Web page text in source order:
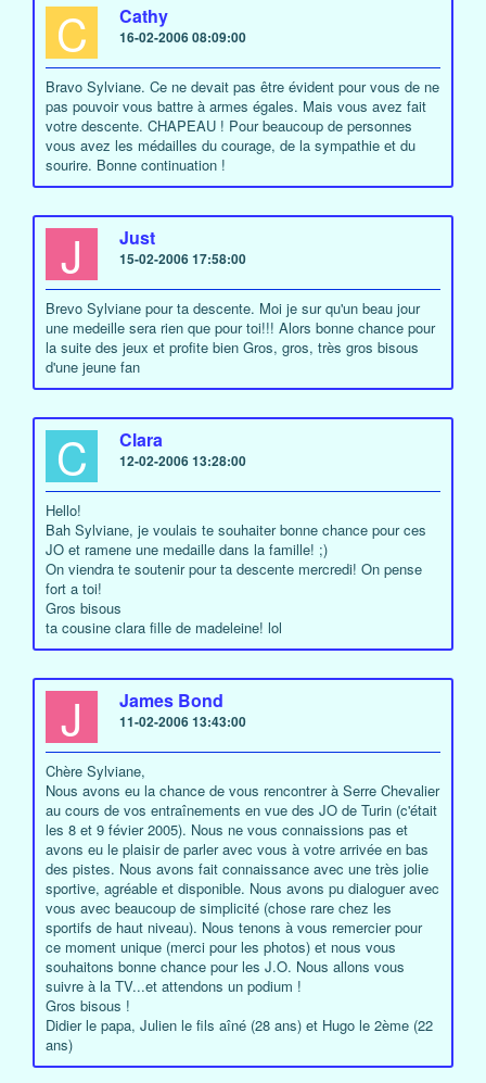
C Cathy
16-02-2006 08:09:00
Bravo Sylviane. Ce ne devait pas être évident pour vous de ne
pas pouvoir vous battre à armes égales. Mais vous avez fait
votre descente. CHAPEAU ! Pour beaucoup de personnes
vous avez les médailles du courage, de la sympathie et du
sourire. Bonne continuation !
J Just
15-02-2006 17:58:00
Brevo Sylviane pour ta descente. Moi je sur qu'un beau jour
une medeille sera rien que pour toi!!! Alors bonne chance pour
la suite des jeux et profite bien Gros, gros, très gros bisous
d'une jeune fan
C Clara
12-02-2006 13:28:00
Hello!
Bah Sylviane, je voulais te souhaiter bonne chance pour ces
JO et ramene une medaille dans la famille! ;)
On viendra te soutenir pour ta descente mercredi! On pense
fort a toi!
Gros bisous
ta cousine clara fille de madeleine! lol
J James Bond
11-02-2006 13:43:00
Chère Sylviane,
Nous avons eu la chance de vous rencontrer à Serre Chevalier
au cours de vos entraînements en vue des JO de Turin (c'était
les 8 et 9 févier 2005). Nous ne vous connaissions pas et
avons eu le plaisir de parler avec vous à votre arrivée en bas
des pistes. Nous avons fait connaissance avec une très jolie
sportive, agréable et disponible. Nous avons pu dialoguer avec
vous avec beaucoup de simplicité (chose rare chez les
sportifs de haut niveau). Nous tenons à vous remercier pour
ce moment unique (merci pour les photos) et nous vous
souhaitons bonne chance pour les J.O. Nous allons vous
suivre à la TV...et attendons un podium !
Gros bisous !
Didier le papa, Julien le fils aîné (28 ans) et Hugo le 2ème (22
ans)